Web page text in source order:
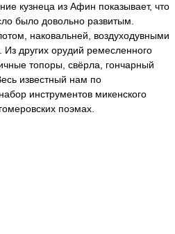
кузнеца из Афин показывает, что
было довольно развитым.
наковальней, воздуходувными
других орудий ремесленного
топоры, свёрла, гончарный
известный нам по
инструментов микенского
поэмах.